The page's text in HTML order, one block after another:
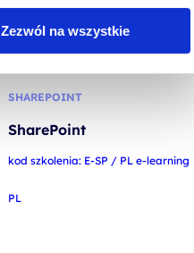
Zezwól na wszystkie
SHAREPOINT
SharePoint
kod szkolenia: E-SP / PL e-learning
PL